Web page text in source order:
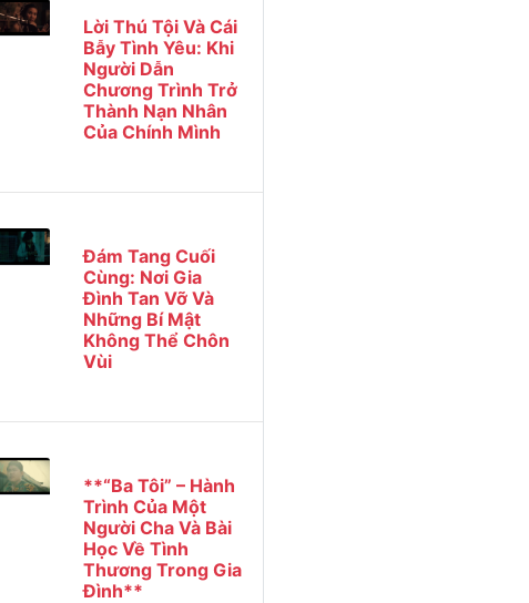
Lời Thú Tội Và Cái
Bẫy Tình Yêu: Khi
Người Dẫn
Chương Trình Trở
Thành Nạn Nhân
Của Chính Mình
Đám Tang Cuối
Cùng: Nơi Gia
Đình Tan Vỡ Và
Những Bí Mật
Không Thể Chôn
Vùi
**“Ba Tôi” – Hành
Trình Của Một
Người Cha Và Bài
Học Về Tình
Thương Trong Gia
Đình**